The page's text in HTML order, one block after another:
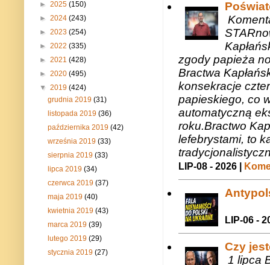
zgody papieża
Bractwa
konsekracje
papieskiego, co
automatyczną
roku.Bractwo
lefebrystami, to
LIP-08 - 2026 |
LIP-06 -
Czy
1 lipca
► 2025 (150)
► 2024 (243)
► 2023 (254)
► 2022 (335)
► 2021 (428)
► 2020 (495)
▼ 2019 (424)
grudnia 2019(31)
listopada 2019(36)
października 2019(42)
września 2019(33)
sierpnia 2019(33)
lipca 2019(34)
czerwca 2019(37)
maja 2019(40)
kwietnia 2019(43)
marca 2019(39)
lutego 2019(29)
stycznia 2019(27)